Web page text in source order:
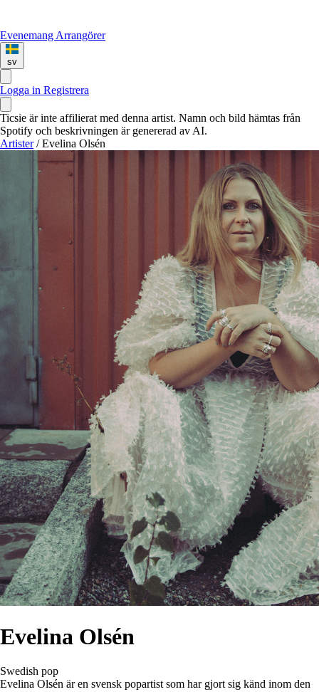
Evenemang Arrangörer
sv
Logga in Registrera
Ticsie är inte affilierat med denna artist. Namn och bild hämtas från
Spotify och beskrivningen är genererad av AI.
Artister / Evelina Olsén
Evelina Olsén
Swedish pop
Evelina Olsén är en svensk popartist som har gjort sig känd inom den